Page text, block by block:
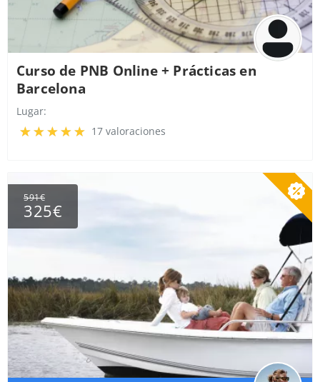
Curso de PNB Online + Prácticas en
Barcelona
Lugar:
17 valoraciones
591€
325€